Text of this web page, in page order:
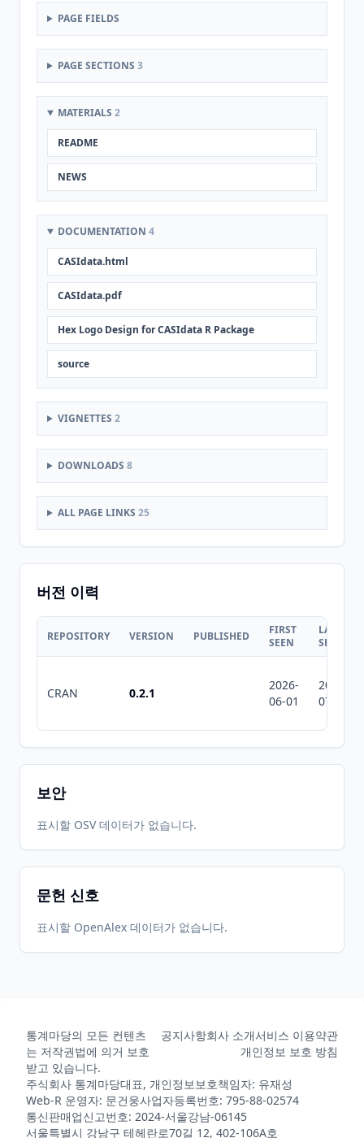
PAGE FIELDS
PAGE SECTIONS 3
MATERIALS 2
README
NEWS
DOCUMENTATION 4
CASIdata.html
CASIdata.pdf
Hex Logo Design for CASIdata R Package
source
VIGNETTES 2
DOWNLOADS 8
ALL PAGE LINKS 25
버전 이력
REPOSITORY VERSION PUBLISHED
FIRST
SEEN
LAST
SEEN
CRAN 0.2.1
2026-
06-01
2026-
07-10
보안
표시할 OSV 데이터가 없습니다.
문헌 신호
표시할 OpenAlex 데이터가 없습니다.
통계마당의 모든 컨텐츠
는 저작권법에 의거 보호
받고 있습니다.
공지사항회사 소개서비스 이용약관
개인정보 보호 방침
주식회사 통계마당대표, 개인정보보호책임자: 유재성
Web-R 운영자: 문건웅사업자등록번호: 795-88-02574
통신판매업신고번호: 2024-서울강남-06145
서울특별시 강남구 테헤란로70길 12, 402-106A호